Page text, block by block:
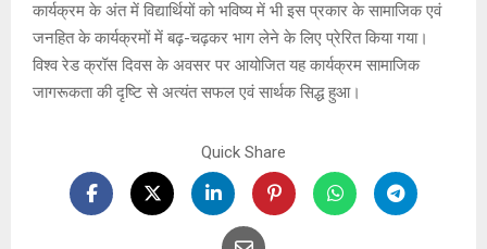
कार्यक्रम के अंत में विद्यार्थियों को भविष्य में भी इस प्रकार के सामाजिक एवं
जनहित के कार्यक्रमों में बढ़-चढ़कर भाग लेने के लिए प्रेरित किया गया।
विश्व रेड क्रॉस दिवस के अवसर पर आयोजित यह कार्यक्रम सामाजिक
जागरूकता की दृष्टि से अत्यंत सफल एवं सार्थक सिद्ध हुआ।
Quick Share